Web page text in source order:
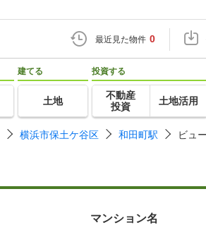
最近見た物件 0
建てる
土地
投資する
不動産
投資
土地活用
横浜市保土ケ谷区 和田町駅 ビュ
マンション名